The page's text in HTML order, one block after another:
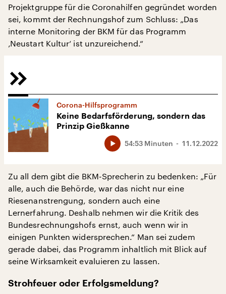
Projektgruppe für die Coronahilfen gegründet worden
sei, kommt der Rechnungshof zum Schluss: „Das
interne Monitoring der BKM für das Programm
‚Neustart Kultur‘ ist unzureichend.“
Corona-Hilfsprogramm
Keine Bedarfsförderung, sondern das
Prinzip Gießkanne
11.12.2022
54:53 Minuten
Zu all dem gibt die BKM-Sprecherin zu bedenken: „Für
alle, auch die Behörde, war das nicht nur eine
Riesenanstrengung, sondern auch eine
Lernerfahrung. Deshalb nehmen wir die Kritik des
Bundesrechnungshofs ernst, auch wenn wir in
einigen Punkten widersprechen.“ Man sei zudem
gerade dabei, das Programm inhaltlich mit Blick auf
seine Wirksamkeit evaluieren zu lassen.
Strohfeuer oder Erfolgsmeldung?